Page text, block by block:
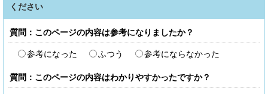
ください
質問：このページの内容は参考になりましたか？
参考になった ふつう 参考にならなかった
質問：このページの内容はわかりやすかったですか？